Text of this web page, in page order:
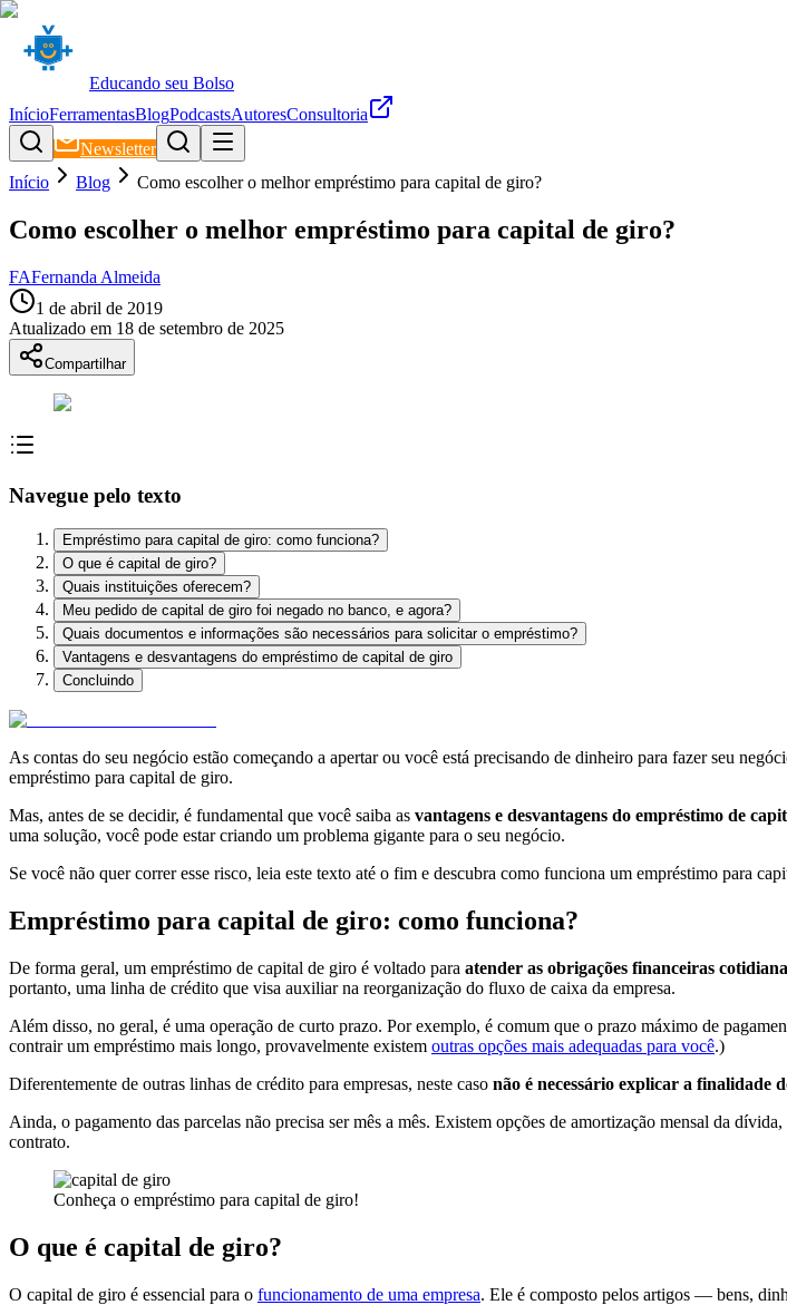
Educando seu Bolso
InícioFerramentasBlogPodcastsAutoresConsultoria
Newsletter
Início
Blog Como escolher o melhor empréstimo para capital de giro?
Como escolher o melhor empréstimo para capital de giro?
FAFernanda Almeida
1 de abril de 2019
Atualizado em 18 de setembro de 2025
Compartilhar
Navegue pelo texto
Empréstimo para capital de giro: como funciona?
O que é capital de giro?
Quais instituições oferecem?
Meu pedido de capital de giro foi negado no banco, e agora?
Quais documentos e informações são necessários para solicitar o empréstimo?
Vantagens e desvantagens do empréstimo de capital de giro
Concluindo
As contas do seu negócio estão começando a apertar ou você está precisando de dinheiro para fazer seu
empréstimo para capital de giro.
Mas, antes de se decidir, é fundamental que você saiba as vantagens e desvantagens do empréstimo de
uma solução, você pode estar criando um problema gigante para o seu negócio.
Se você não quer correr esse risco, leia este texto até o fim e descubra como funciona um empréstimo para
Empréstimo para capital de giro: como funciona?
De forma geral, um empréstimo de capital de giro é voltado para atender as obrigações financeiras
portanto, uma linha de crédito que visa auxiliar na reorganização do fluxo de caixa da empresa.
Além disso, no geral, é uma operação de curto prazo. Por exemplo, é comum que o prazo máximo de
contrair um empréstimo mais longo, provavelmente existem outras opções mais adequadas para você.)
Diferentemente de outras linhas de crédito para empresas, neste caso não é necessário explicar a finalidade
Ainda, o pagamento das parcelas não precisa ser mês a mês. Existem opções de amortização mensal da
contrato.
Conheça o empréstimo para capital de giro!
O que é capital de giro?
O capital de giro é essencial para o funcionamento de uma empresa. Ele é composto pelos artigos — bens,